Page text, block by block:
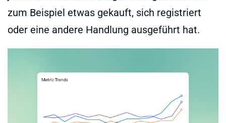
zum Beispiel etwas gekauft, sich registriert
oder eine andere Handlung ausgeführt hat.